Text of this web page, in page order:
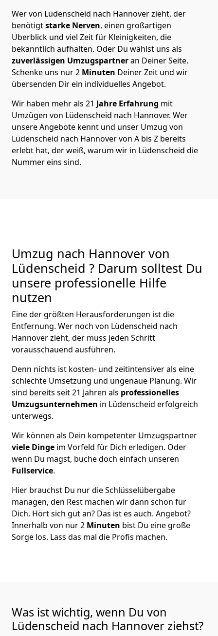
Wer von Lüdenscheid nach Hannover zieht, der
benötigtstarke Nerven, einen großartigen
Überblick und viel Zeit für Kleinigkeiten, die
bekanntlich aufhalten. Oder Du wählst uns als
zuverlässigen Umzugspartneran Deiner Seite.
Schenke uns nur2 Minuten Deiner Zeit und wir
übersenden Dir ein individuelles Angebot.
Wir haben mehr als 21 Jahre Erfahrung mit
Umzügen von Lüdenscheid nach Hannover. Wer
unsere Angebote kennt und unser Umzug von
Lüdenscheid nach Hannover von A bis Z bereits
erlebt hat, der weiß, warum wir in Lüdenscheid die
Nummer eins sind.
Umzug nach Hannover von
Lüdenscheid ? Darum solltest Du
unsere professionelle Hilfe
nutzen
Eine der größten Herausforderungen ist die
Entfernung. Wer noch von Lüdenscheid nach
Hannover zieht, der muss jeden Schritt
vorausschauend ausführen.
Denn nichts ist kosten- und zeitintensiver als eine
schlechte Umsetzung und ungenaue Planung. Wir
sind bereits seit 21 Jahren als professionelles
Umzugsunternehmen in Lüdenscheid erfolgreich
unterwegs.
Wir können als Dein kompetenter Umzugspartner
viele Dinge im Vorfeld für Dich erledigen. Oder
wenn Du magst, buche doch einfach unseren
Fullservice.
Hier brauchst Du nur die Schlüsselübergabe
managen, den Rest machen wir dann schon für
Dich. Hört sich gut an? Das ist es auch. Angebot?
Innerhalb von nur 2 Minuten bist Du eine große
Sorge los. Lass das mal die Profis machen.
Was ist wichtig, wenn Du von
Lüdenscheid nach Hannover ziehst?